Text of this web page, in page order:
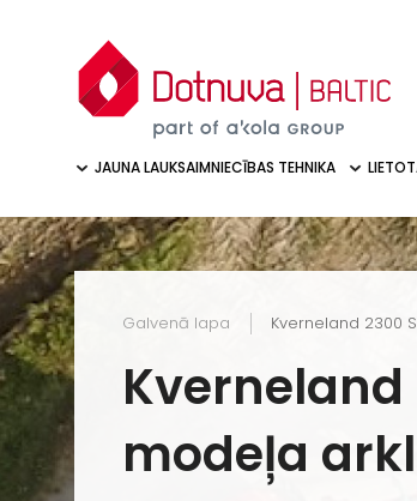
JAUNA LAUKSAIMNIECĪBAS TEHNIKA
Galvenā lapa Kverneland 2300
Kverneland
modeļa